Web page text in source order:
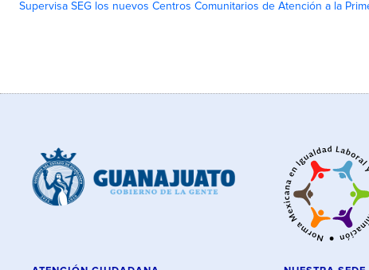
Supervisa SEG los nuevos Centros Comunitarios de Atención a la